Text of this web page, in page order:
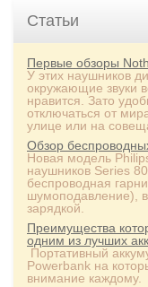
Статьи
Первые обзоры
У этих наушников
окружающие звуки
нравится. Зато
отключаться от
улице или на
Обзор
Новая модель
наушников Series
беспроводная
шумоподавление),
зарядкой.
Преимущества
одним из лучших
Портативный
Powerbank на
внимание каждому.